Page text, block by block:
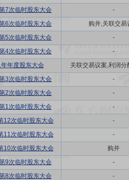
7次临时股东大会
-
6次临时股东大会
购并,关联交易
5次临时股东大会
-
4次临时股东大会
-
年度股东大会
关联交易议案,利润分
3次临时股东大会
-
2次临时股东大会
-
1次临时股东大会
-
12次临时股东大会
-
11次临时股东大会
-
10次临时股东大会
购并
9次临时股东大会
-
8次临时股东大会
-